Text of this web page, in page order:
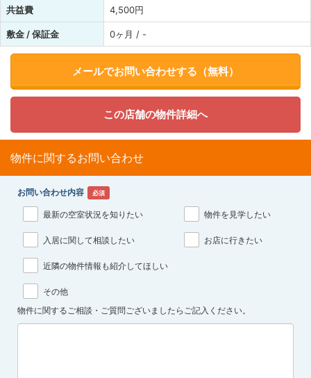
共益費 4,500円
敷金 / 保証金 0ヶ月 / -
メールでお問い合わせする（無料）
この店舗の物件詳細へ
物件に関するお問い合わせ
お問い合わせ内容 必須
最新の空室状況を知りたい 物件を見学したい
入居に関して相談したい お店に行きたい
近隣の物件情報も紹介してほしい
その他
物件に関するご相談・ご質問ございましたらご記入ください。